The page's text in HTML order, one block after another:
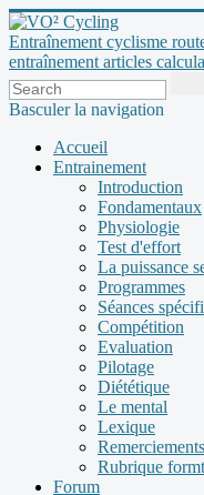
Entraînement cyclisme
entraînement articles
Basculer la navigation
Accueil
Entrainement
Introduction
Fondamentaux
Physiologie
Test d'effort
La puissance
Programmes
Séances
Compétition
Evaluation
Pilotage
Diététique
Le mental
Lexique
Remerciements
Rubrique
Forum